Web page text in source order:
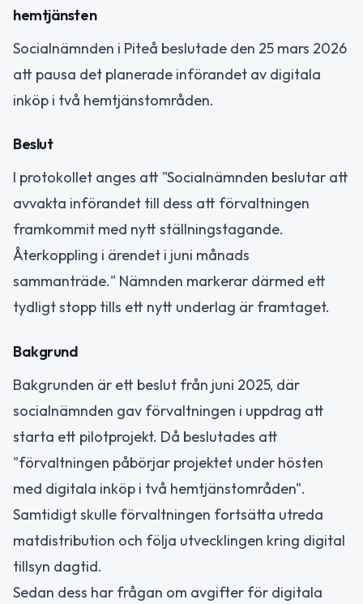
hemtjänsten
Socialnämnden i Piteå beslutade den 25 mars 2026
att pausa det planerade införandet av digitala
inköp i två hemtjänstområden.
Beslut
I protokollet anges att "Socialnämnden beslutar att
avvakta införandet till dess att förvaltningen
framkommit med nytt ställningstagande.
Återkoppling i ärendet i juni månads
sammanträde." Nämnden markerar därmed ett
tydligt stopp tills ett nytt underlag är framtaget.
Bakgrund
Bakgrunden är ett beslut från juni 2025, där
socialnämnden gav förvaltningen i uppdrag att
starta ett pilotprojekt. Då beslutades att
"förvaltningen påbörjar projektet under hösten
med digitala inköp i två hemtjänstområden".
Samtidigt skulle förvaltningen fortsätta utreda
matdistribution och följa utvecklingen kring digital
tillsyn dagtid.
Sedan dess har frågan om avgifter för digitala